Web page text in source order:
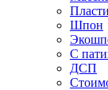
Шпон
С
ДСП